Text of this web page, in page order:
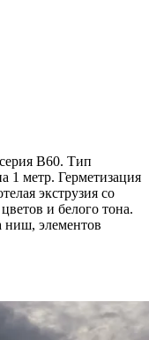
B60. Тип
1 метр. Герметизация
экструзия со
и белого тона.
ниш, элементов